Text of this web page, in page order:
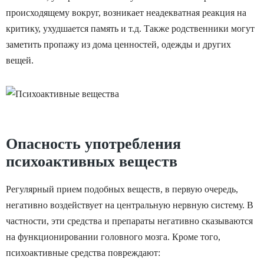
происходящему вокруг, возникает неадекватная реакция на
критику, ухудшается память и т.д. Также родственники могут
заметить пропажу из дома ценностей, одежды и других
вещей.
Опасность употребления
психоактивных веществ
Регулярный прием подобных веществ, в первую очередь,
негативно воздействует на центральную нервную систему. В
частности, эти средства и препараты негативно сказываются
на функционировании головного мозга. Кроме того,
психоактивные средства повреждают: